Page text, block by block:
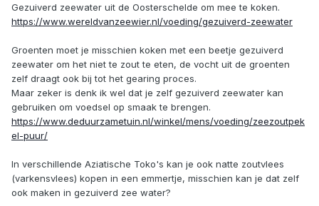
Gezuiverd zeewater uit de Oosterschelde om mee te koken.
https://www.wereldvanzeewier.nl/voeding/gezuiverd-zeewater
Groenten moet je misschien koken met een beetje gezuiverd
zeewater om het niet te zout te eten, de vocht uit de groenten
zelf draagt ook bij tot het gearing proces.
Maar zeker is denk ik wel dat je zelf gezuiverd zeewater kan
gebruiken om voedsel op smaak te brengen.
https://www.deduurzametuin.nl/winkel/mens/voeding/zeezoutpek
el-puur/
In verschillende Aziatische Toko's kan je ook natte zoutvlees
(varkensvlees) kopen in een emmertje, misschien kan je dat zelf
ook maken in gezuiverd zee water?